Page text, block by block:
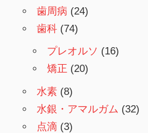
歯周病 (24)
歯科 (74)
プレオルソ (16)
矯正 (20)
水素 (8)
水銀・アマルガム (32)
点滴 (3)